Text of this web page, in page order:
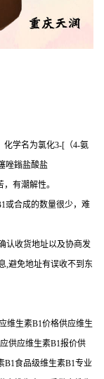
化学名为氯化3-[（4-氨
唑鎓盐酸盐
有潮解性。
或合成的数量很少，难
认收货地址以及协商发
,避免地址有误收不到东
维生素B1价格供应维生
供应维生素B1报价供
B1食品级维生素B1专业